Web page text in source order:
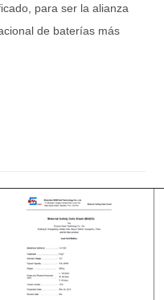
para ser la alianza
de baterías más